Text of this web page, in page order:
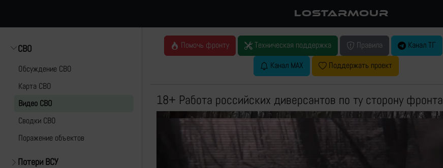
LOSTARMOUR
СВО
Обсуждение СВО
Карта СВО
Видео СВО
Cводки СВО
Поражение объектов
Потери ВСУ
Помочь фронту Техническая поддержка Правила Канал ТГ
Канал MAX
Поддержать проект
18+ Работа российских диверсантов по ту сторону фронта